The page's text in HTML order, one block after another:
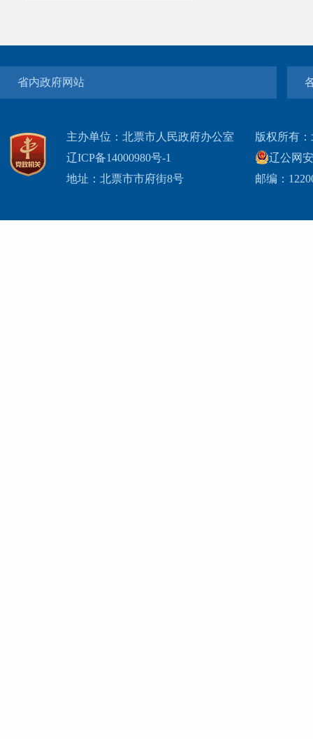
省内政府网站
主办单位：北票市人民政府办公室
辽ICP备14000980号-1
地址：北票市市府街8号
版权所有
辽公网
邮编：